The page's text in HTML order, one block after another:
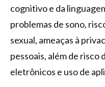
cognitivo e da
problemas de sono,
sexual, ameaças à
pessoais, além de risco
eletrônicos e uso de